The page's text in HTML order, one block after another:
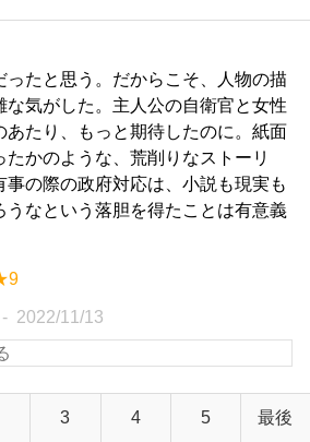
ったと思う。だからこそ、人物の描
な気がした。主人公の自衛官と女性
あたり、もっと期待したのに。紙面
たかのような、荒削りなストーリ
事の際の政府対応は、小説も現実も
うなという落胆を得たことは有意義
2022/11/13
3 4 5 最後